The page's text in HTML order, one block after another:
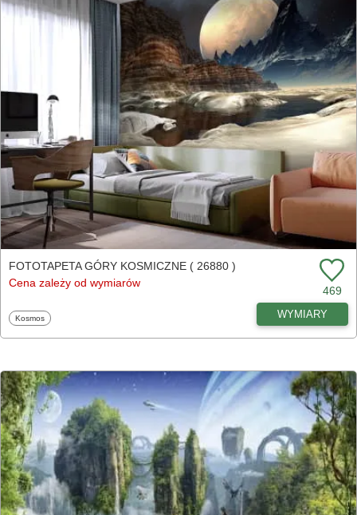
FOTOTAPETA GÓRY KOSMICZNE ( 26880 )
Cena zależy od wymiarów
469
Fototapety
Kosmos WYMIARY